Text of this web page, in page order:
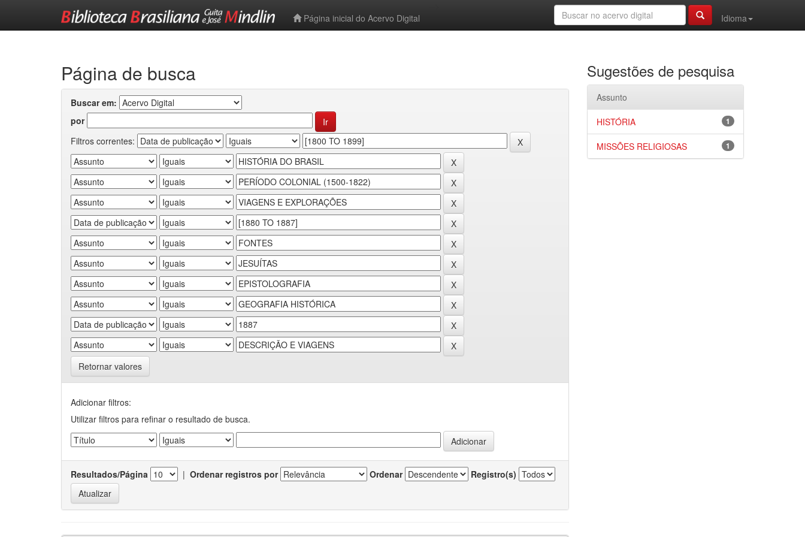
Página inicial do Acervo Digital
Idioma
Página de busca
Buscar em:
por
Filtros correntes:
Retornar valores
Adicionar filtros:
Utilizar filtros para refinar o resultado de busca.
Resultados/Página | Ordenar registros por Ordenar Registro(s)
Sugestões de pesquisa
Assunto
1
HISTÓRIA
1
MISSÕES RELIGIOSAS